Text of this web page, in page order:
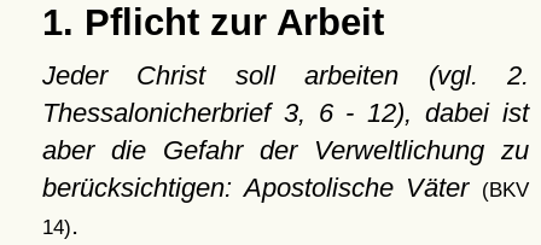
1. Pflicht zur Arbeit
Jeder Christ soll arbeiten (vgl. 2.
Thessalonicherbrief 3, 6 - 12), dabei ist
aber die Gefahr der Verweltlichung zu
berücksichtigen: Apostolische Väter
(BKV
14).